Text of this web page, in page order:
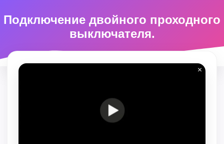
Подключение двойного проходного
выключателя.